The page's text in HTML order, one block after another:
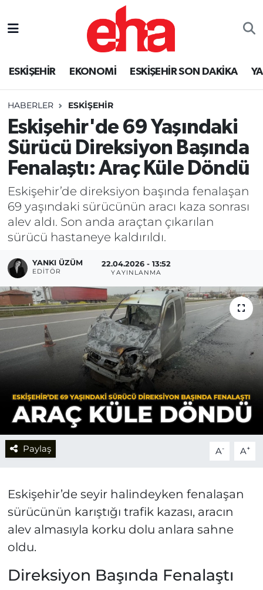
ESKİŞEHİR EKONOMİ ESKİŞEHİR SON DAKİKA
HABERLER ESKİŞEHİR
Eskişehir'de 69 Yaşındaki
Sürücü Direksiyon Başında
Fenalaştı: Araç Küle Döndü
Eskişehir’de direksiyon başında fenalaşan
69 yaşındaki sürücünün aracı kaza sonrası
alev aldı. Son anda araçtan çıkarılan
sürücü hastaneye kaldırıldı.
YANKI ÜZÜM
EDITÖR
22.04.2026 - 13:52
YAYINLANMA
Paylaş A- A+
Eskişehir’de seyir halindeyken fenalaşan
sürücünün karıştığı trafik kazası, aracın
alev almasıyla korku dolu anlara sahne
oldu.
Direksiyon Başında Fenalaştı